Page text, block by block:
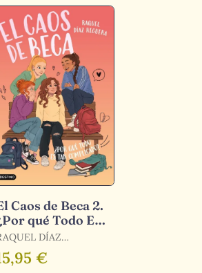
Caos de Beca 2.
qué Todo Es
Complicado?
DÍAZ
€